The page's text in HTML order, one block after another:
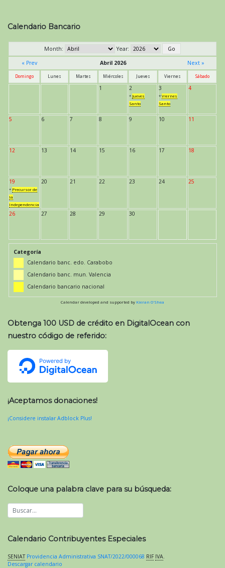
Calendario Bancario
Month:
Year:
« Prev
Abril 2026 Next »
Domingo Lunes Martes Miércoles Jueves Viernes Sábado
1 2
* Jueves
Santo
3
* Viernes
Santo
4
5 6 7 8 9 10 11
12 13 14 15 16 17 18
19
* Precursor de
la
Independencia
20 21 22 23 24 25
26 27 28 29 30
Categoría
Calendario banc. edo. Carabobo
Calendario banc. mun. Valencia
Calendario bancario nacional
Calendar developed and supported by Kieran O'Shea
Obtenga 100 USD de crédito en DigitalOcean con
nuestro código de referido:
¡Aceptamos donaciones!
¡Considere instalar Adblock Plus!
Coloque una palabra clave para su búsqueda:
Calendario Contribuyentes Especiales
SENIAT Providencia Administrativa SNAT/2022/000068 RIF IVA
Descargar calendario